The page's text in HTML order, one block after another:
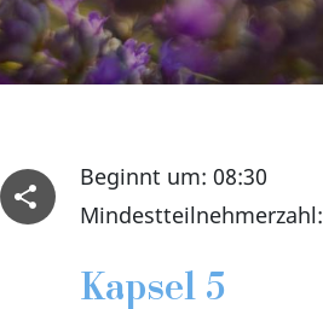
Beginnt um: 08:30
Kapsel 5